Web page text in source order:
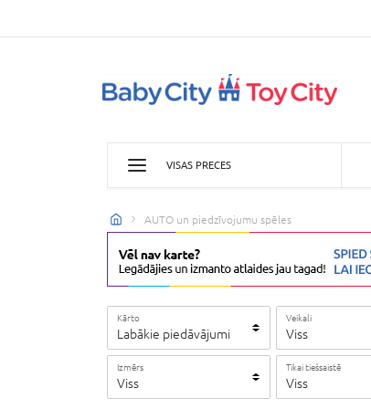
VISAS PRECES
AUTO un piedzīvojumu spēles
Kārto
Labākie piedāvājumi
Veikali
Viss
Izmērs
Viss
Tikai tiešsaistē
Viss